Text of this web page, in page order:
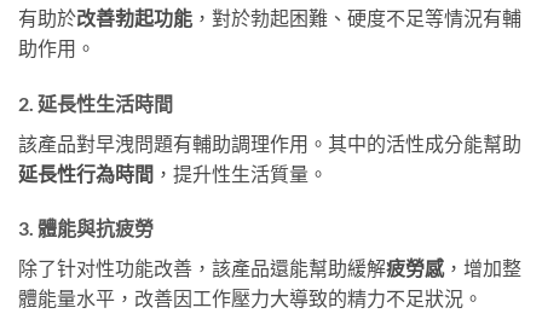
有助於改善勃起功能 ，對於勃起困難、硬度不足等情況有輔
助作用。
2. 延長性生活時間
該產品對早洩問題有輔助調理作用。其中的活性成分能幫助
延長性行為時間 ，提升性生活質量。
3. 體能與抗疲勞
除了针对性功能改善，該產品還能幫助緩解疲勞感，增加整
體能量水平，改善因工作壓力大導致的精力不足狀況。